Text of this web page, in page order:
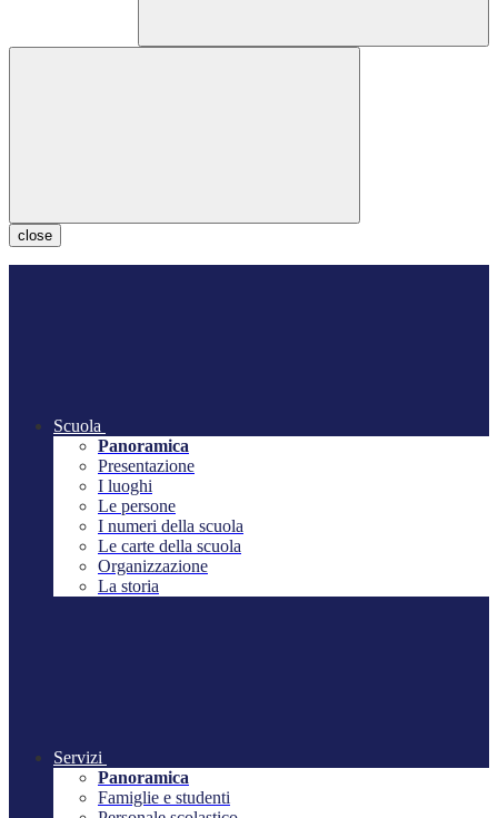
close
Scuola
Panoramica
Presentazione
I luoghi
Le persone
I numeri della scuola
Le carte della scuola
Organizzazione
La storia
Servizi
Panoramica
Famiglie e studenti